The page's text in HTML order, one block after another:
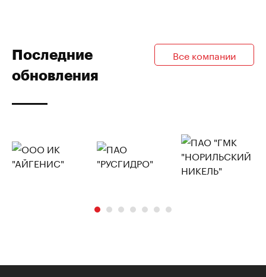
Последние
обновления
Все компании